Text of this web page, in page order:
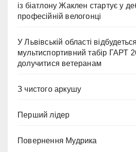
із біатлону Жаклен стартує у
професійній велогонці
У Львівській області відбудеться
мультиспортивний табір ГАРТ
долучитися ветеранам
З чистого аркушу
Перший лідер
Повернення Мудрика